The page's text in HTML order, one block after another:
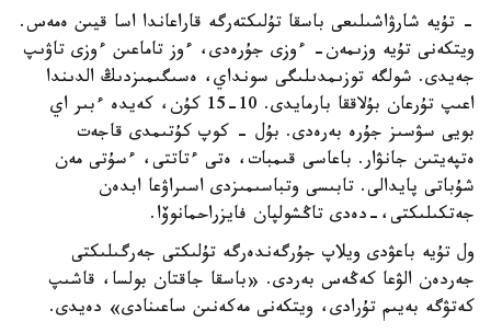
- تۇيە شارۋاشىلىعى باسقا تۇلىكتەرگە قاراعاندا اسا قيىن ەمەس.
ويتكەنى تۇيە وزىمەن- ءوزى جۇرەدى، ءوز تاماعىن ءوزى تاۋىپ
جەيدى. شولگە توزىمدىلىگى سونداي، ەسىگىمىزدىڭ الدىندا
اعىپ تۇرعان بۇلاققا بارمايدى. 10-15 كۇن، كەيدە ءبىر اي
بويى سۋسىز جۇرە بەرەدى. بۇل - كوپ كۇتىمدى قاجەت
ەتپەيتىن جانۋار. باعاسى قىمبات، ەتى ءتاتتى، ءسۇتى مەن
شۇباتى پايدالى. تابىسى وتباسىمىزدى اسىراۋعا ابدەن
جەتكىلىكتى،-دەدى تاڭشولپان فايزراحمانوۆا.
ول تۇيە باعۋدى ويلاپ جۇرگەندەرگە تۇلىكتى جەرگىلىكتى
جەردەن الۋعا كەڭەس بەردى. «باسقا جاقتان بولسا، قاشىپ
كەتۋگە بەيىم تۇرادى، ويتكەنى مەكەنىن ساعىنادى» دەيدى.